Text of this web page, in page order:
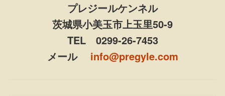
プレジールケンネル
茨城県小美玉市上玉里50-9
TEL 0299-26-7453
メール info@pregyle.com